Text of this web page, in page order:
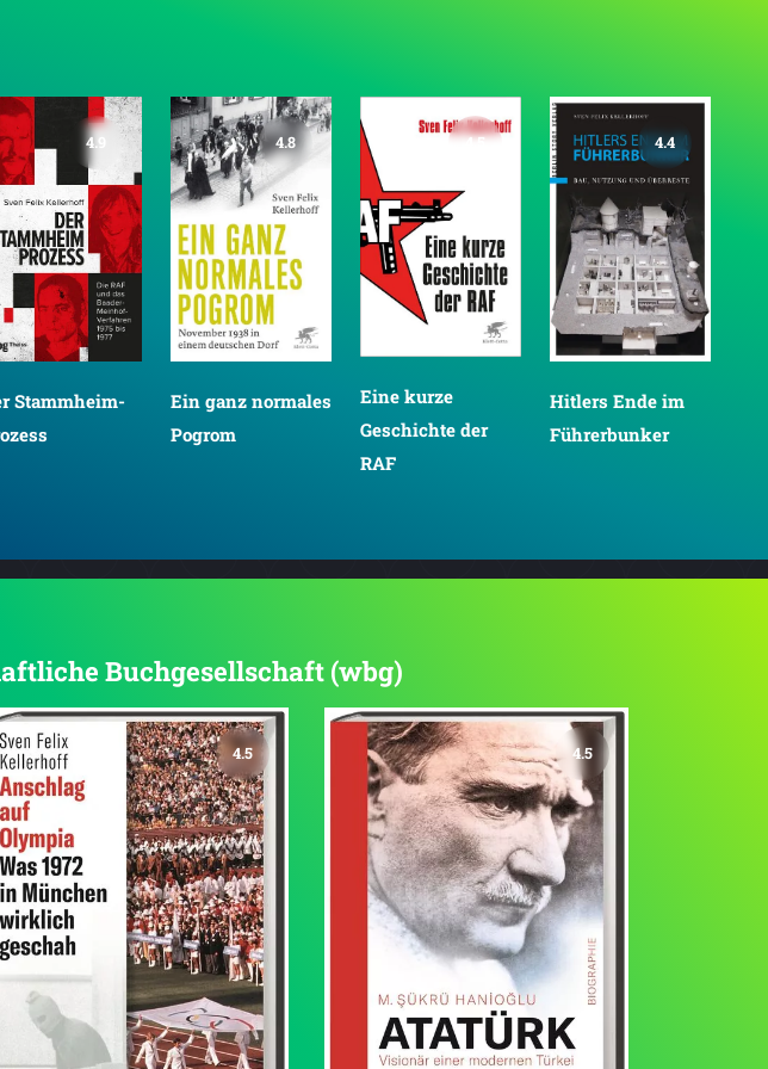
4.9
Stammheim-
4.8
Ein ganz normales
Pogrom
4.5
Eine kurze
Geschichte der
RAF
4.4
Hitlers Ende im
Führerbunker
Buchgesellschaft (wbg)
4.5 4.5